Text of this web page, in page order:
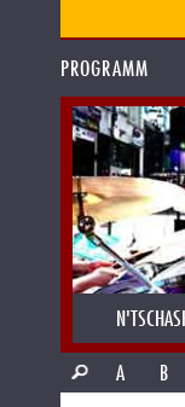
PROGRAMM
A
B